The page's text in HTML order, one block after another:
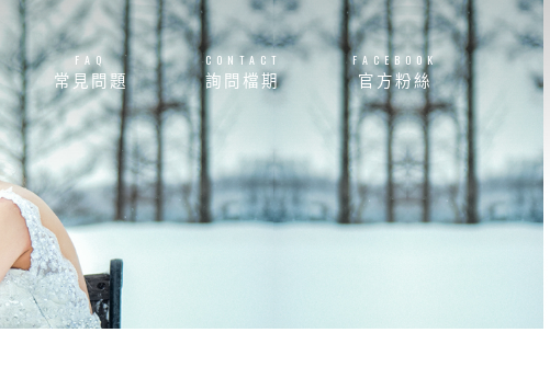
FAQ
常見問題
CONTACT
詢問檔期
FACEBOOK
官方粉絲